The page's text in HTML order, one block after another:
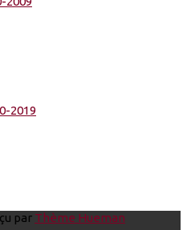
2019
par Thème Hueman